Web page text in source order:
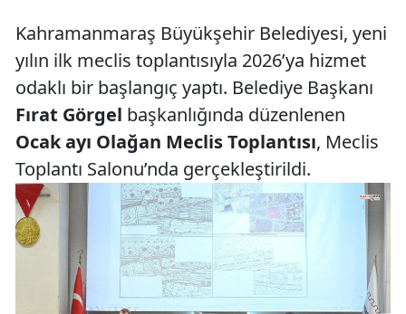
Kahramanmaraş Büyükşehir Belediyesi, yeni
yılın ilk meclis toplantısıyla 2026’ya hizmet
odaklı bir başlangıç yaptı. Belediye Başkanı
Fırat Görgel başkanlığında düzenlenen
Ocak ayı Olağan Meclis Toplantısı, Meclis
Toplantı Salonu’nda gerçekleştirildi.